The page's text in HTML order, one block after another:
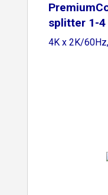
splitter 1-4
4K x 2K/